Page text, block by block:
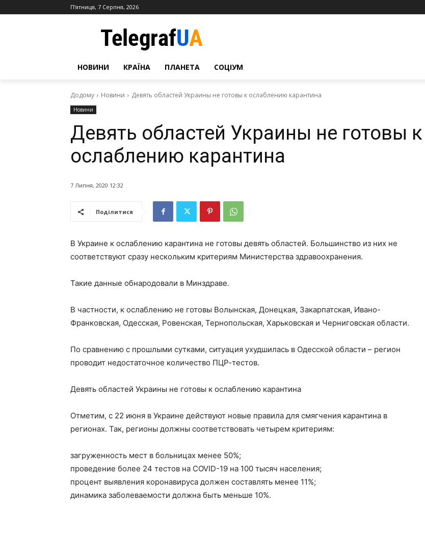
П’ятниця, 7 Серпня, 2026
НОВИНИ КРАЇНА ПЛАНЕТА СОЦІУМ
Додому Новини Девять областей Украины не готовы к ослаблению карантина
Новини
Девять областей Украины не готовы к
ослаблению карантина
7 Липня, 2020 12:32
Поділитися
В Украине к ослаблению карантина не готовы девять областей. Большинство из них не
соответствуют сразу нескольким критериям Министерства здравоохранения.
Такие данные обнародовали в Минздраве.
В частности, к ослаблению не готовы Волынская, Донецкая, Закарпатская, Ивано-
Франковская, Одесская, Ровенская, Тернопольская, Харьковская и Черниговская области.
По сравнению с прошлыми сутками, ситуация ухудшилась в Одесской области – регион
проводит недостаточное количество ПЦР-тестов.
Девять областей Украины не готовы к ослаблению карантина
Отметим, с 22 июня в Украине действуют новые правила для смягчения карантина в
регионах. Так, регионы должны соответствовать четырем критериям:
загруженность мест в больницах менее 50%;
проведение более 24 тестов на COVID-19 на 100 тысяч населения;
процент выявления коронавируса должен составлять менее 11%;
динамика заболеваемости должна быть меньше 10%.